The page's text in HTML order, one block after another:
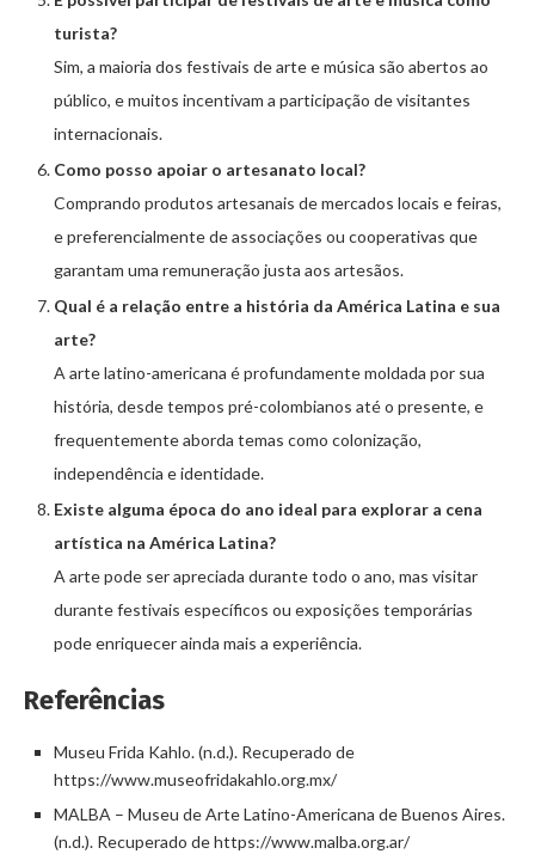
turista?
Sim, a maioria dos festivais de arte e música são abertos ao
público, e muitos incentivam a participação de visitantes
internacionais.
Como posso apoiar o artesanato local?
Comprando produtos artesanais de mercados locais e feiras,
e preferencialmente de associações ou cooperativas que
garantam uma remuneração justa aos artesãos.
Qual é a relação entre a história da América Latina e sua
arte?
A arte latino-americana é profundamente moldada por sua
história, desde tempos pré-colombianos até o presente, e
frequentemente aborda temas como colonização,
independência e identidade.
Existe alguma época do ano ideal para explorar a cena
artística na América Latina?
A arte pode ser apreciada durante todo o ano, mas visitar
durante festivais específicos ou exposições temporárias
pode enriquecer ainda mais a experiência.
Referências
Museu Frida Kahlo. (n.d.). Recuperado de
https://www.museofridakahlo.org.mx/
MALBA – Museu de Arte Latino-Americana de Buenos Aires.
(n.d.). Recuperado de https://www.malba.org.ar/